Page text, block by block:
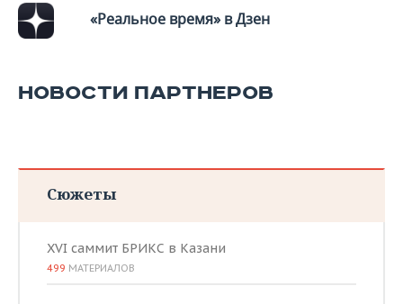
«Реальное время» в Дзен
НОВОСТИ ПАРТНЕРОВ
Сюжеты
XVI саммит БРИКС в Казани
499 МАТЕРИАЛОВ